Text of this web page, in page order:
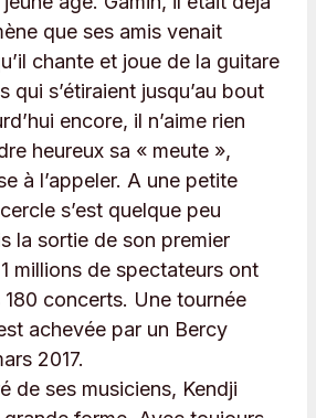
que ses amis venait
chante et joue de la guitare
qui s’étiraient jusqu’au bout
encore, il n’aime rien
heureux sa « meute »,
à l’appeler. A une petite
s’est quelque peu
la sortie de son premier
millions de spectateurs ont
concerts. Une tournée
achevée par un Bercy
2017.
de ses musiciens, Kendji